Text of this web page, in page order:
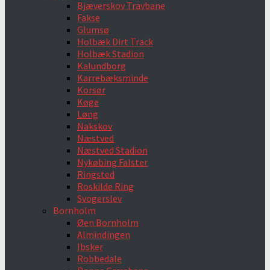
Bjæverskov Travbane
Fakse
Glumsø
Holbæk Dirt Track
Holbæk Stadion
Kalundborg
Karrebæksminde
Korsør
Køge
Løng
Nakskov
Næstved
Næstved Stadion
Nykøbing Falster
Ringsted
Roskilde Ring
Svogerslev
Bornholm
Øen Bornholm
Almindingen
Ibsker
Robbedale